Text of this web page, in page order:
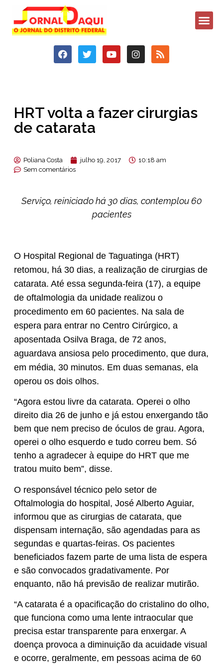
HRT volta a fazer cirurgias
de catarata
Poliana Costa julho 19, 2017
10:18 am
Sem comentários
Serviço, reiniciado há 30 dias, contemplou 60
pacientes
O Hospital Regional de Taguatinga (HRT)
retomou, há 30 dias, a realização de cirurgias de
catarata. Até essa segunda-feira (17), a equipe
de oftalmologia da unidade realizou o
procedimento em 60 pacientes. Na sala de
espera para entrar no Centro Cirúrgico, a
aposentada Osilva Braga, de 72 anos,
aguardava ansiosa pelo procedimento, que dura,
em média, 30 minutos. Em duas semanas, ela
operou os dois olhos.
“Agora estou livre da catarata. Operei o olho
direito dia 26 de junho e já estou enxergando tão
bem que nem preciso de óculos de grau. Agora,
operei o olho esquerdo e tudo correu bem. Só
tenho a agradecer à equipe do HRT que me
tratou muito bem”, disse.
O responsável técnico pelo setor de
Oftalmologia do hospital, José Alberto Aguiar,
informou que as cirurgias de catarata, que
dispensam internação, são agendadas para as
segundas e quartas-feiras. Os pacientes
beneficiados fazem parte de uma lista de espera
e são convocados gradativamente. Por
enquanto, não há previsão de realizar mutirão.
“A catarata é a opacificação do cristalino do olho,
que funciona como uma lente intraocular que
precisa estar transparente para enxergar. A
doença provoca a diminuição da acuidade visual
e ocorre, geralmente, em pessoas acima de 60